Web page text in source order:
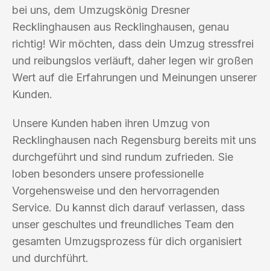
bei uns, dem Umzugskönig Dresner
Recklinghausen aus Recklinghausen, genau
richtig! Wir möchten, dass dein Umzug stressfrei
und reibungslos verläuft, daher legen wir großen
Wert auf die Erfahrungen und Meinungen unserer
Kunden.
Unsere Kunden haben ihren Umzug von
Recklinghausen nach Regensburg bereits mit uns
durchgeführt und sind rundum zufrieden. Sie
loben besonders unsere professionelle
Vorgehensweise und den hervorragenden
Service. Du kannst dich darauf verlassen, dass
unser geschultes und freundliches Team den
gesamten Umzugsprozess für dich organisiert
und durchführt.